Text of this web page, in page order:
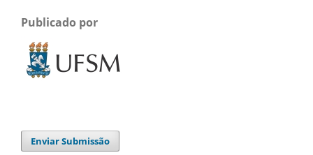
Publicado por
Enviar Submissão